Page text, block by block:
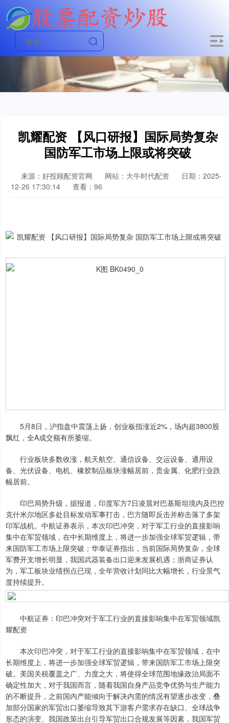
凯耀配资 【风口研报】国际局势复杂
国防军工市场上限或将突破
来源：好投顾配资官网 网站：大牛时代配资
日期：2025-
12-26 17:30:14
查看：96
5月8日，沪指盘中震荡上扬，创业板指涨近2%，场内超3800股
飘红，全A成交额有所萎缩。
行业板块多数收涨，航天航空、通信设备、交运设备、通用设
备、光伏设备、电机、橡胶制品板块涨幅居前，贵金属、化肥行业跌
幅居前。
印巴局势升级，据报道，印度军方7日凌晨对巴基斯坦境内及巴控
克什米尔地区多处目标发动军事打击，巴方随即反击并称击落了多架
印军战机。中航证券表示，本次印巴冲突，对于军工行业的直接影响
集中在军贸领域，在中长期维度上，将进一步加强全球军贸逻辑，带
来国防军工市场上限突破；华泰证券指出，当前国际局势复杂，全球
军费开支增长明显，我国武器装备出口迎来发展机遇；浙商证券认
为，军工板块业绩拐点已现，全年营收计划同比大幅增长，行业景气
度持续提升。
中航证券：印巴冲突对于军工行业的直接影响集中在军贸领域凯
耀配资
本次印巴冲突，对于军工行业的直接影响集中在军贸领域，在中
长期维度上，将进一步加强全球军贸逻辑，带来国防军工市场上限突
破。美国关税覆盖之广、力度之大，将使得全球范围地缘政治局面不
确定性加大，对于我国而言，随着我国自身产品竞争优势与生产能力
的不断提升，之前国内产能倾向于解决内需的情况有望逐步改变，叠
加部分国家的军贸出口萎缩导致其下游客户需求存在缺口、全球战争
形态的演变、我国政策出台引导军贸出口合规发展等因素，我国军贸